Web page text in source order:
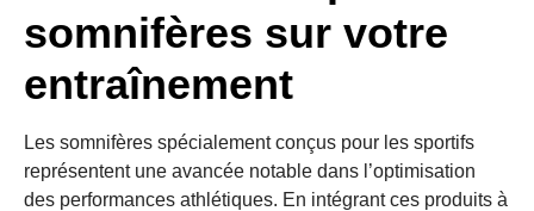
somnifères sur votre
entraînement
Les somnifères spécialement conçus pour les sportifs
représentent une avancée notable dans l’optimisation
des performances athlétiques. En intégrant ces produits à